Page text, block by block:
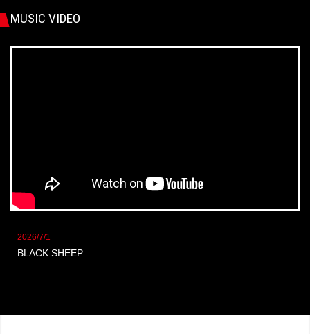
MUSIC VIDEO
2026/7/1
BLACK SHEEP